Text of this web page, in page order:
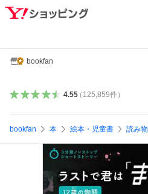
bookfan
4.55（ 125,859件）
bookfan 本 絵本・児童書 読み物